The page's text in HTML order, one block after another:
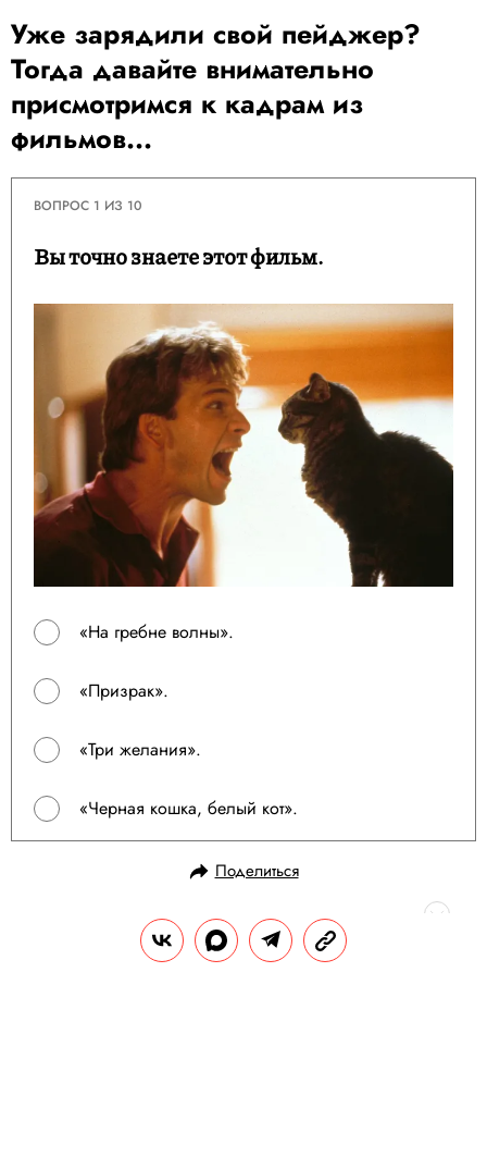
Уже зарядили свой пейджер?
Тогда давайте внимательно
присмотримся к кадрам из
фильмов...
ВОПРОС 1 ИЗ 10
Вы точно знаете этот фильм.
«На гребне волны».
«Призрак».
«Три желания».
«Черная кошка, белый кот».
Поделиться
Пройдите еще: